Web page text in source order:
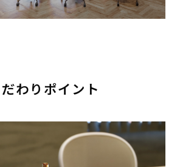
わりポイント